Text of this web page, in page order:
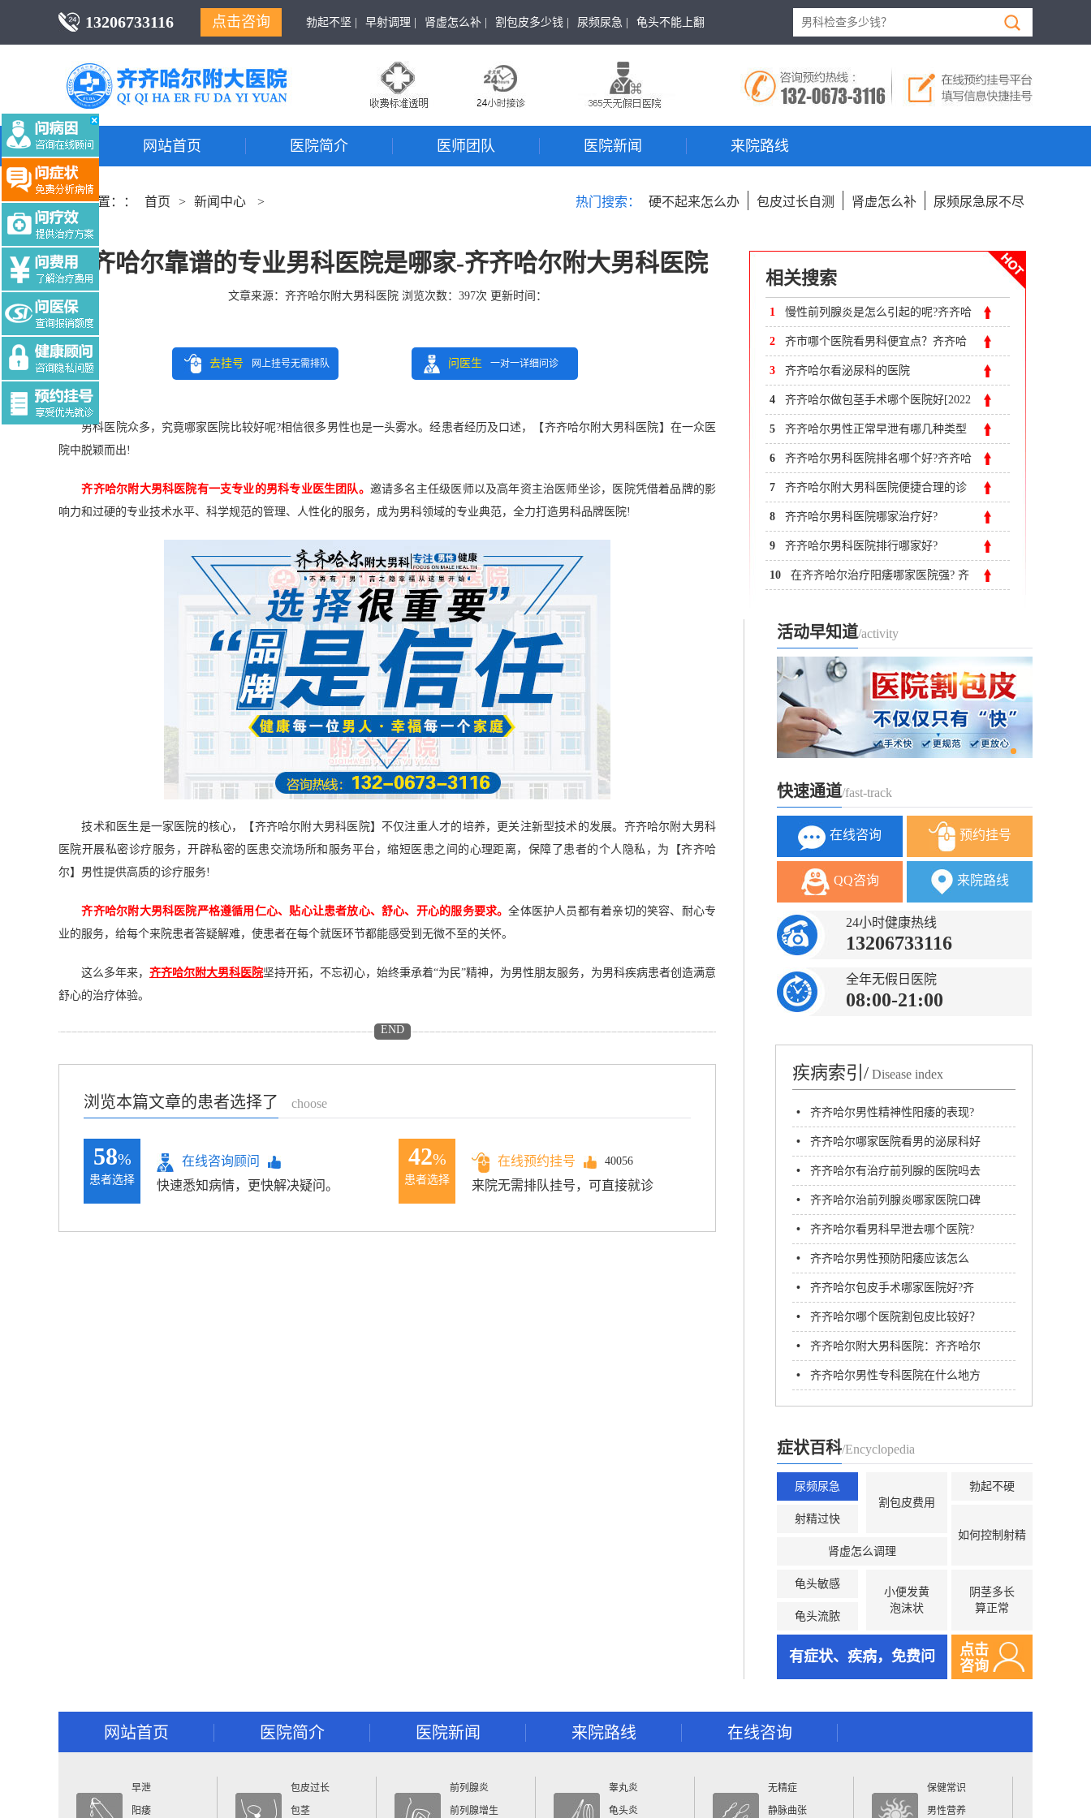
13206733116 点击咨询 勃起不坚 | 早射调理 | 肾虚怎么补 | 割包皮多少钱 | 尿频尿急 | 龟头不能上翻
网站首页 医院简介 医师团队 医院新闻 来院路线
当前位置：： 首页 > 新闻中心 > 热门搜索： 硬不起来怎么办 包皮过长自测 肾虚怎么补 尿频尿急尿不尽
齐齐哈尔靠谱的专业男科医院是哪家-齐齐哈尔附大男科医院
文章来源： 齐齐哈尔附大男科医院浏览次数： 397次 更新时间：
去挂号 网上挂号无需排队 问医生 一对一详细问诊
Tag:$tag
男科医院众多，究竟哪家医院比较好呢?相信很多男性也是一头雾水。经患者经历及口述，【齐齐哈尔附大男科医院】在一众医
院中脱颖而出!
齐齐哈尔附大男科 医院有一支专业的男科专业医生团队。 邀请多名主任级医师以及高年资主治医师坐诊，医院凭借着品牌的影
响力和过硬的专业技术水平、科学规范的管理、人性化的服务，成为男科领域的专业典范，全力打造男科品牌医院!
技术和医生是一家医院的核心，【齐齐哈尔附大男科医院】不仅注重人才的培养，更关注新型技术的发展。齐齐哈尔附大男科
医院开展私密诊疗服务，开辟私密的医患交流场所和服务平台，缩短医患之间的心理距离，保障了患者的个人隐私，为【齐齐哈
尔】男性提供高质的诊疗服务!
齐齐哈尔附大男科医院严格遵循用仁心、贴心让患者放心、舒心、开心的服务要求。全体医护人员都有着亲切的笑容、耐心专
业的服务，给每个来院患者答疑解难，使患者在每个就医环节都能感受到无微不至的关怀。
这么多年来， 齐齐哈尔附大男科医院坚持开拓，不忘初心，始终秉承着“为民”精神，为男性朋友服务，为男科疾病患者创造满意
舒心的治疗体验。
END
浏览本篇文章的患者选择了 choose
58%
患者选择
在线咨询顾问
快速悉知病情，更快解决疑问。
42%
患者选择
在线预约挂号 40056
来院无需排队挂号，可直接就诊
相关搜索
1 慢性前列腺炎是怎么引起的呢?齐齐哈
尔哪家医院男科好?
2 齐市哪个医院看男科便宜点？齐齐哈
尔附大男科医院
3 齐齐哈尔看泌尿科的医院
4 齐齐哈尔做包茎手术哪个医院好[2022
寒假割包皮价格表]
5 齐齐哈尔男性正常早泄有哪几种类型
呢?
6 齐齐哈尔男科医院排名哪个好?齐齐哈
尔附大男科医院
7 齐齐哈尔附大男科医院便捷合理的诊
疗流程
8 齐齐哈尔男科医院哪家治疗好?
9 齐齐哈尔男科医院排行哪家好?
10 在齐齐哈尔治疗阳痿哪家医院强? 齐
活动早知道/activity
快速通道/fast-track
在线咨询 预约挂号
QQ咨询 来院路线
24小时健康热线
13206733116
全年无假日医院
08:00-21:00
疾病索引/ Disease index
• 齐齐哈尔男性精神性阳痿的表现?
• 齐齐哈尔哪家医院看男的泌尿科好
• 齐齐哈尔有治疗前列腺的医院吗去
哪个医院好?
• 齐齐哈尔治前列腺炎哪家医院口碑
比较好
• 齐齐哈尔看男科早泄去哪个医院?
名单更新齐齐哈尔看早泄多少钱?
• 齐齐哈尔男性预防阳痿应该怎么
做?
• 齐齐哈尔包皮手术哪家医院好?齐
齐哈尔附大男科医院
• 齐齐哈尔哪个医院割包皮比较好？
齐市附大医院
• 齐齐哈尔附大男科医院：齐齐哈尔
做包皮手术大概多少钱?
• 齐齐哈尔男性专科医院在什么地方
症状百科/Encyclopedia
尿频尿急
割包皮费用
射精过快
肾虚怎么调理
龟头敏感
小便发黄
泡沫状
龟头流脓
勃起不硬
如何控制射精
阴茎多长
算正常
有症状、疾病，免费问
点击
咨询
网站首页 医院简介 医院新闻 来院路线 在线咨询
早泄
阳痿
包皮过长
包茎
前列腺炎
前列腺增生
睾丸炎
龟头炎
无精症
静脉曲张
保健常识
男性营养